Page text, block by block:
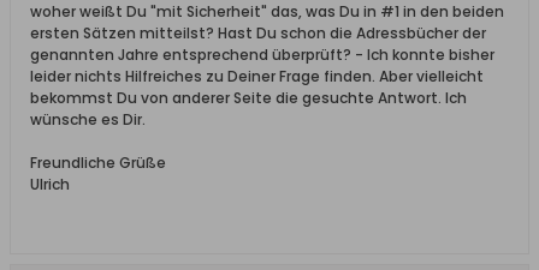
woher weißt Du "mit Sicherheit" das, was Du in #1 in den beiden
ersten Sätzen mitteilst? Hast Du schon die Adressbücher der
genannten Jahre entsprechend überprüft? - Ich konnte bisher
leider nichts Hilfreiches zu Deiner Frage finden. Aber vielleicht
bekommst Du von anderer Seite die gesuchte Antwort. Ich
wünsche es Dir.
Freundliche Grüße
Ulrich